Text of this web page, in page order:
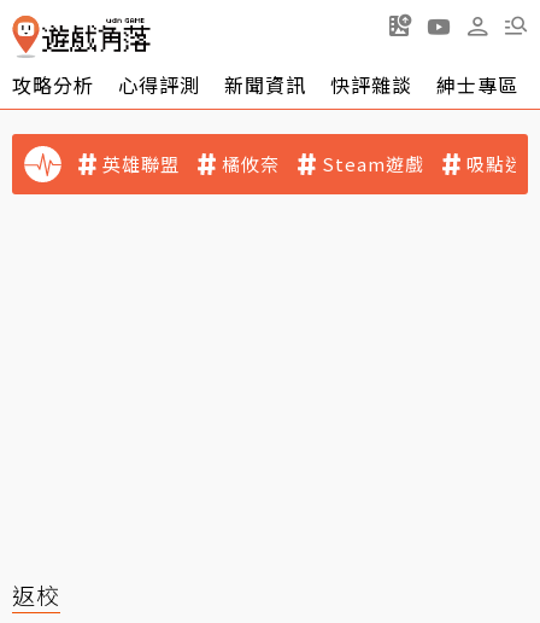
攻略分析 心得評測 新聞資訊 快評雜談 紳士專區
英雄聯盟 橘攸奈 Steam遊戲 吸點迷
返校